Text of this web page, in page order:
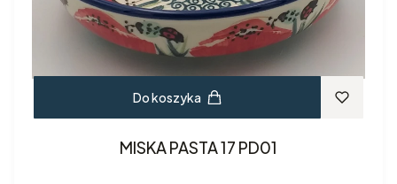
Do koszyka
MISKA PASTA 17 PD01